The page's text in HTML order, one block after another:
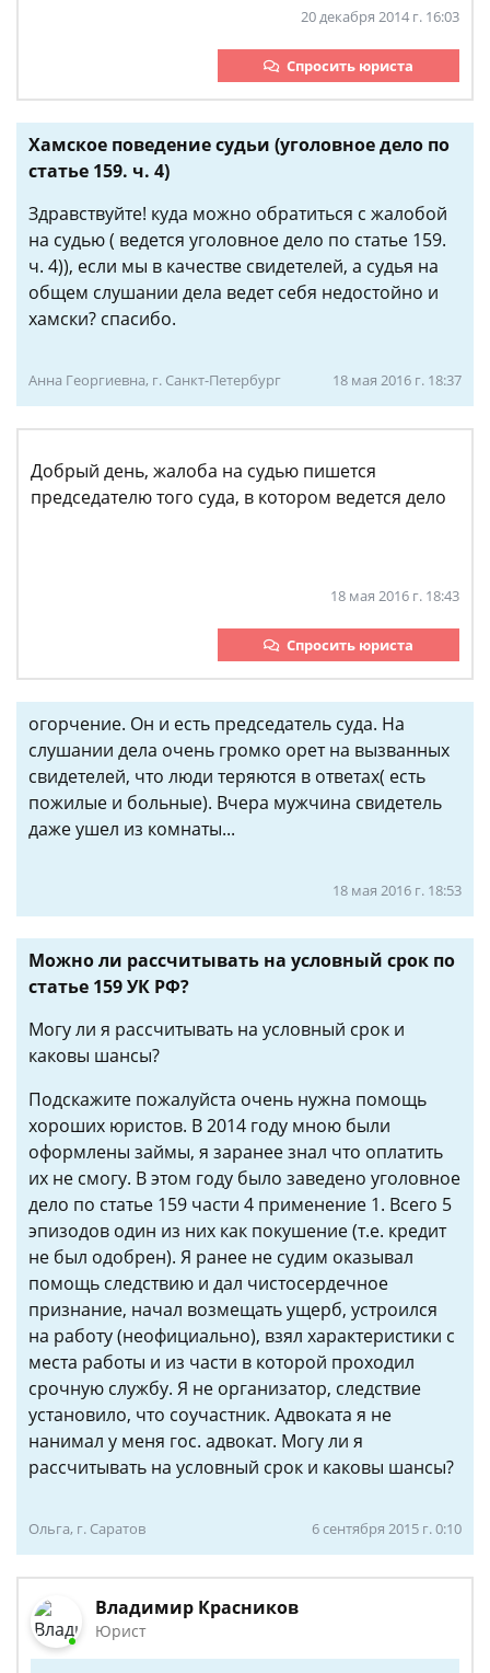
20 декабря 2014 г. 16:03
Спросить юриста
Хамское поведение судьи (уголовное дело по
статье 159. ч. 4)
Здравствуйте! куда можно обратиться с жалобой
на судью ( ведется уголовное дело по статье 159.
ч. 4)), если мы в качестве свидетелей, а судья на
общем слушании дела ведет себя недостойно и
хамски? спасибо.
Анна Георгиевна, г. Санкт-Петербург 18 мая 2016 г. 18:37
Добрый день, жалоба на судью пишется
председателю того суда, в котором ведется дело
18 мая 2016 г. 18:43
Спросить юриста
огорчение. Он и есть председатель суда. На
слушании дела очень громко орет на вызванных
свидетелей, что люди теряются в ответах( есть
пожилые и больные). Вчера мужчина свидетель
даже ушел из комнаты...
18 мая 2016 г. 18:53
Можно ли рассчитывать на условный срок по
статье 159 УК РФ?
Могу ли я рассчитывать на условный срок и
каковы шансы?
Подскажите пожалуйста очень нужна помощь
хороших юристов. В 2014 году мною были
оформлены займы, я заранее знал что оплатить
их не смогу. В этом году было заведено уголовное
дело по статье 159 части 4 применение 1. Всего 5
эпизодов один из них как покушение (т.е. кредит
не был одобрен). Я ранее не судим оказывал
помощь следствию и дал чистосердечное
признание, начал возмещать ущерб, устроился
на работу (неофициально), взял характеристики с
места работы и из части в которой проходил
срочную службу. Я не организатор, следствие
установило, что соучастник. Адвоката я не
нанимал у меня гос. адвокат. Могу ли я
рассчитывать на условный срок и каковы шансы?
Ольга, г. Саратов 6 сентября 2015 г. 0:10
Владимир Красников
Юрист